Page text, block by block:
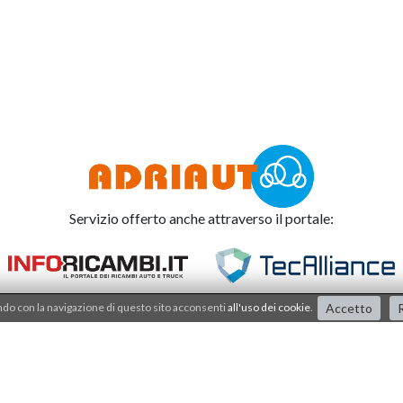
Servizio offerto anche attraverso il portale:
con la navigazione di questo sito acconsenti all'uso dei cookie Accetto